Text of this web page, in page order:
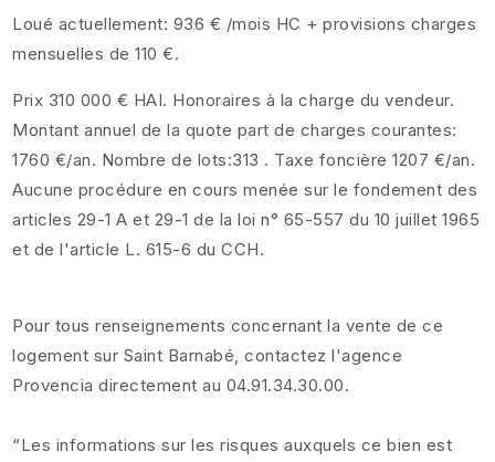
Loué actuellement: 936 € /mois HC + provisions charges
mensuelles de 110 €.
Prix 310 000 € HAI. Honoraires à la charge du vendeur.
Montant annuel de la quote part de charges courantes:
1760 €/an. Nombre de lots:313 . Taxe foncière 1207 €/an.
Aucune procédure en cours menée sur le fondement des
articles 29-1 A et 29-1 de la loi n° 65-557 du 10 juillet 1965
et de l'article L. 615-6 du CCH.
Pour tous renseignements concernant la vente de ce
logement sur Saint Barnabé, contactez l'agence
Provencia directement au 04.91.34.30.00.
“Les informations sur les risques auxquels ce bien est